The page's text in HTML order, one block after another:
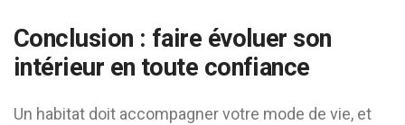
Conclusion : faire évoluer son
intérieur en toute confiance
Un habitat doit accompagner votre mode de vie, et